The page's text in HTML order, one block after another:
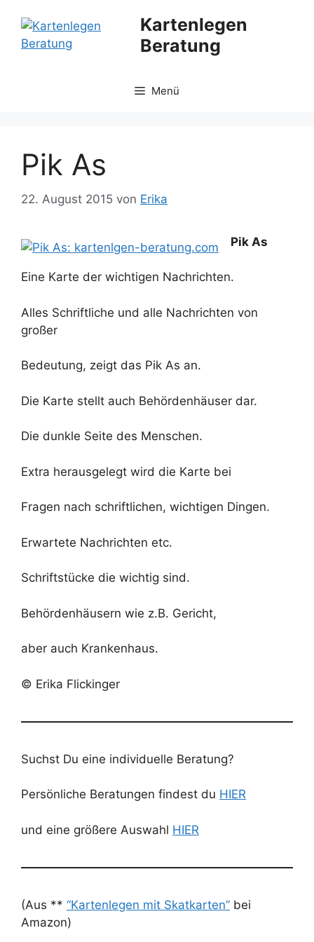
Inhalt
springen
Kartenlegen
Beratung
Menü
Pik As
22. August 2015 von Erika
Pik As
Eine Karte der wichtigen Nachrichten.
Alles Schriftliche und alle Nachrichten von
großer
Bedeutung, zeigt das Pik As an.
Die Karte stellt auch Behördenhäuser dar.
Die dunkle Seite des Menschen.
Extra herausgelegt wird die Karte bei
Fragen nach schriftlichen, wichtigen Dingen.
Erwartete Nachrichten etc.
Schriftstücke die wichtig sind.
Behördenhäusern wie z.B. Gericht,
aber auch Krankenhaus.
© Erika Flickinger
Suchst Du eine individuelle Beratung?
Persönliche Beratungen findest du HIER
und eine größere Auswahl HIER
(Aus ** “Kartenlegen mit Skatkarten” bei
Amazon)